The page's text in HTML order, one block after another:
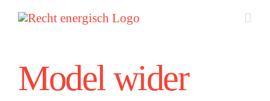
Zum
Inhalt
Model wider